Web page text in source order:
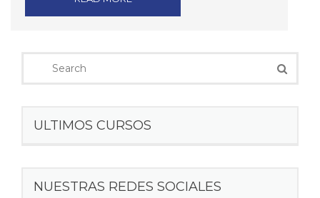
ULTIMOS CURSOS
NUESTRAS REDES SOCIALES